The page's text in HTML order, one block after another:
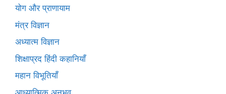
योग और प्राणायाम
मंत्र विज्ञान
अध्यात्म विज्ञान
शिक्षाप्रद हिंदी कहानियाँ
महान विभूतियाँ